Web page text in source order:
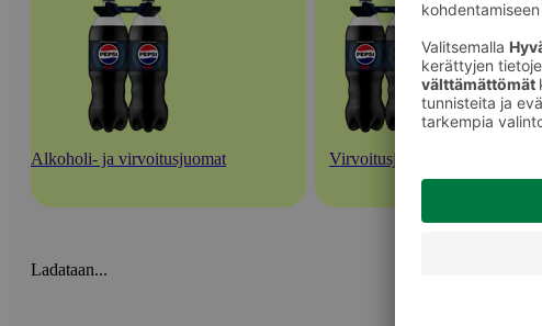
Alkoholi- ja virvoitusjuomat Virvoitusjuomat
Ladataan...